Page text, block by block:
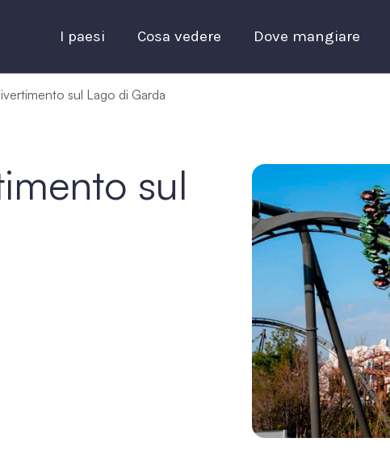
I paesi Cosa vedere Dove mangiare
sul Lago di Garda
sul